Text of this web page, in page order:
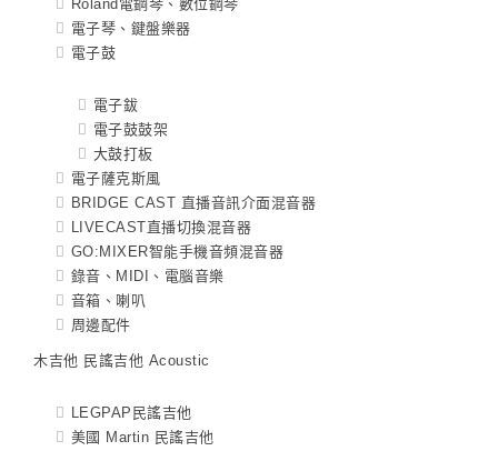
Roland電鋼琴、數位鋼琴
電子琴、鍵盤樂器
電子鼓
電子鈸
電子鼓鼓架
大鼓打板
電子薩克斯風
BRIDGE CAST 直播音訊介面混音器
LIVECAST直播切換混音器
GO:MIXER智能手機音頻混音器
錄音、MIDI、電腦音樂
音箱、喇叭
周邊配件
木吉他 民謠吉他 Acoustic
LEGPAP民謠吉他
美國 Martin 民謠吉他